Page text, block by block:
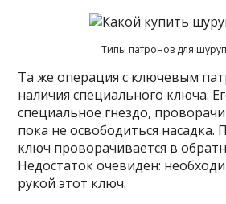
Типы патронов для
Та же операция с ключевым
наличия специального ключа.
специальное гнездо,
пока не освободиться насадка.
ключ проворачивается в
Недостаток очевиден:
рукой этот ключ.